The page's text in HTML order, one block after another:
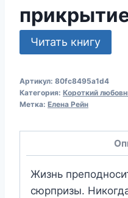
Читать книгу
Артикул: 80fc8495a1d4
Категория: Короткий
Метка: Елена Рейн
Жизнь
сюрпризы.